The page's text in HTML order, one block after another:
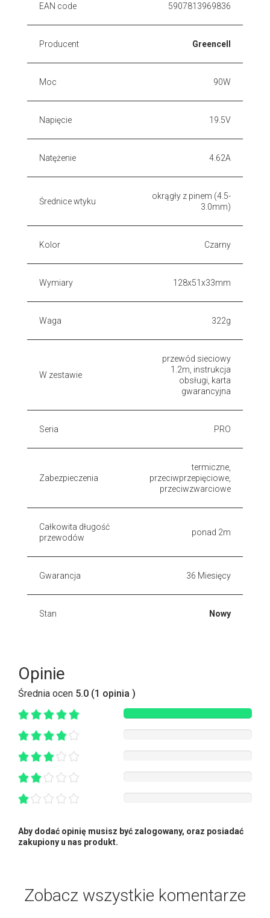
EAN code 5907813969836
Producent Greencell
Moc 90W
Napięcie 19.5V
Natężenie 4.62A
Średnice wtyku
okrągły z pinem (4.5-
3.0mm)
Kolor Czarny
Wymiary 128x51x33mm
Waga 322g
W zestawie
przewód sieciowy
1.2m, instrukcja
obsługi, karta
gwarancyjna
Seria PRO
Zabezpieczenia
termiczne,
przeciwprzepięciowe,
przeciwzwarciowe
Całkowita długość
przewodów
ponad 2m
Gwarancja 36 Miesięcy
Stan Nowy
Opinie
Średnia ocen 5.0 (1 opinia )
Aby dodać opinię musisz być zalogowany, oraz posiadać
zakupiony u nas produkt.
Zobacz wszystkie komentarze